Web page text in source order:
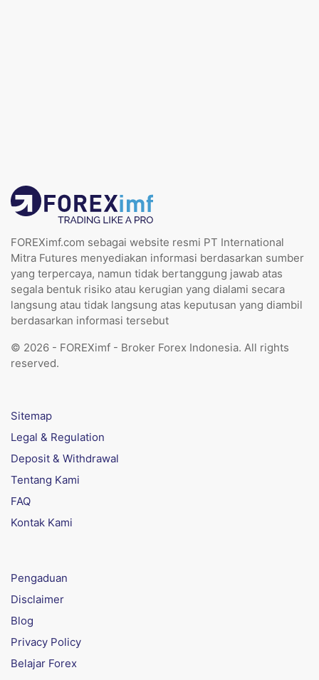
FOREXimf.com sebagai website resmi PT International
Mitra Futures menyediakan informasi berdasarkan sumber
yang terpercaya, namun tidak bertanggung jawab atas
segala bentuk risiko atau kerugian yang dialami secara
langsung atau tidak langsung atas keputusan yang diambil
berdasarkan informasi tersebut
© 2026 - FOREXimf - Broker Forex Indonesia. All rights
reserved.
Sitemap
Legal & Regulation
Deposit & Withdrawal
Tentang Kami
FAQ
Kontak Kami
Pengaduan
Disclaimer
Blog
Privacy Policy
Belajar Forex